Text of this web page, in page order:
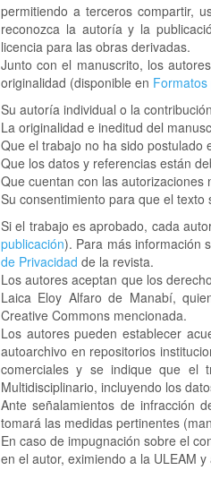
Política de publicidad
Política anti-plagio
Declaración de
Política de archivos
Declaración de
Política de género
Disponibilidad de datos
permitiendo a terceros compartir,
reconozca la autoría y la
licencia para las obras derivadas.
Junto con el manuscrito, los
originalidad (disponible en
Su autoría individual o la
La originalidad e ineditud del
Que el trabajo no ha sido postulado
Que los datos y referencias están
Que cuentan con las
Su consentimiento para que el
Si el trabajo es aprobado, cada
publicación). Para más información
de Privacidad de la revista.
Los autores aceptan que los
Laica Eloy Alfaro de Manabí,
Creative Commons mencionada.
Los autores pueden establecer
autoarchivo en repositorios
comerciales y se indique que el
Multidisciplinario, incluyendo los
Ante señalamientos de infracción
tomará las medidas pertinentes
En caso de impugnación sobre el
en el autor, eximiendo a la ULEAM